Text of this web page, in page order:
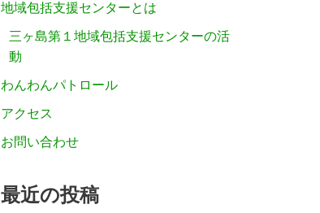
地域包括支援センターとは
三ヶ島第１地域包括支援センターの活
動
わんわんパトロール
アクセス
お問い合わせ
最近の投稿